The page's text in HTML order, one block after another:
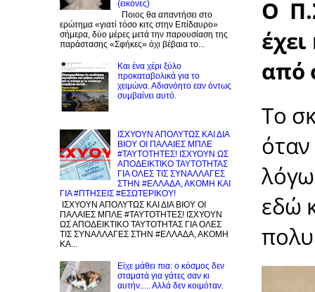
e
Ο
από
Το
εδώ
(εικόνες)
Ποιος θα απαντήσει στο
ερώτημα «γιατί τόσο κιτς στην Επίδαυρο»
σήμερα, δύο μέρες μετά την παρουσίαση της
παράστασης «Σφήκες» όχι βέβαια το...
Και ένα χέρι ξύλο
προκαταβολικά για το
χειμώνα. Αδιανόητο εαν όντως
συμβαίνει αυτό.
ΙΣΧΥΟΥΝ ΑΠΟΛΥΤΩΣ ΚΑΙ ΔΙΑ
ΒΙΟΥ ΟΙ ΠΑΛΑΙΕΣ ΜΠΛΕ
#ΤΑΥΤΟΤΗΤΕΣ! ΙΣΧΥΟΥΝ ΩΣ
ΑΠΟΔΕΙΚΤΙΚΟ ΤΑΥΤΟΤΗΤΑΣ
ΓΙΑ ΟΛΕΣ ΤΙΣ ΣΥΝΑΛΛΑΓΕΣ
ΣΤΗΝ #ΕΛΛΑΔΑ, ΑΚΟΜΗ ΚΑΙ
ΓΙΑ #ΠΤΗΣΕΙΣ #ΕΣΩΤΕΡΙΚΟΥ!
ΙΣΧΥΟΥΝ ΑΠΟΛΥΤΩΣ ΚΑΙ ΔΙΑ ΒΙΟΥ ΟΙ
ΠΑΛΑΙΕΣ ΜΠΛΕ #ΤΑΥΤΟΤΗΤΕΣ! ΙΣΧΥΟΥΝ
ΩΣ ΑΠΟΔΕΙΚΤΙΚΟ ΤΑΥΤΟΤΗΤΑΣ ΓΙΑ ΟΛΕΣ
ΤΙΣ ΣΥΝΑΛΛΑΓΕΣ ΣΤΗΝ #ΕΛΛΑΔΑ, ΑΚΟΜΗ
ΚΑ...
Είχε μάθει πια: ο κόσμος δεν
σταματά για γάτες σαν κι
αυτήν..... Αλλά δεν κοιμόταν.